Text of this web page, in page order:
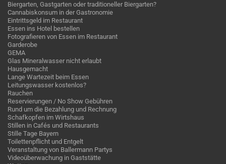
Biergarten, Gastgarten oder traditioneller Biergarten?
Cannabiskonsum in der Gastronomie
Eintrittsgeld im Restaurant
Essen ins Hotel bestellen
Fotografieren von Essen im Restaurant
Garderobe
GEMA
Glas Mineralwasser nicht erlaubt
Hausgemacht
Lange Wartezeit beim Essen
Leitungswasser kostenlos?
Rauchen
Reservierungen / No Show Gebühren
Rund um die Bezahlung und Rechnung
Schafkopfen im Wirtshaus
Stillen in Cafés und Restaurants
Stille Tage Bayern
Toilettenpflicht und Entgelt
Veranstaltung von Ballermann Partys
Videoüberwachung in Gaststätte